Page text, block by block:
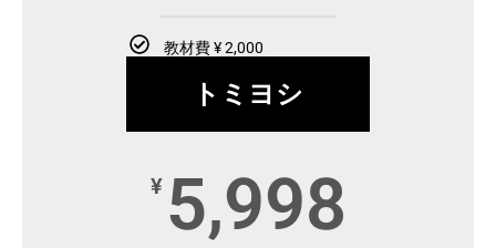
教材費 ¥ 2,000
トミヨシ
¥ 5,998